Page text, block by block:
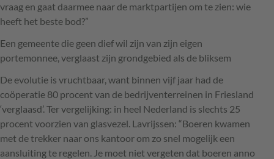
vraag en gaat daarmee naar de marktpartijen om te zien: wie
heeft het beste bod?”
Een gemeente die geen dief wil zijn van zijn eigen
portemonnee, verglaast zijn grondgebied als de bliksem
De evolutie is vruchtbaar, want binnen vijf jaar had de
coöperatie 80 procent van de bedrijventerreinen in Friesland
‘verglaasd’. Ter vergelijking: in heel Nederland is slechts 25
procent voorzien van glasvezel. Lavrijssen: “Boeren kwamen
met de trekker naar ons kantoor om zo snel mogelijk een
aansluiting te regelen. Je moet niet vergeten dat boeren anno